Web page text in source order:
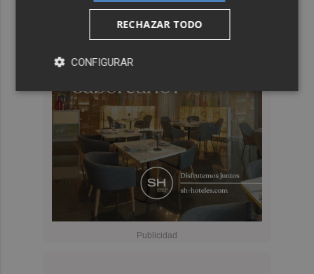
RECHAZAR TODO
CONFIGURAR